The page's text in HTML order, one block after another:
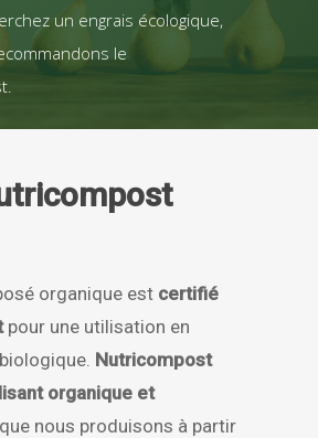
un engrais écologique,
le
organique est certifié
pour une utilisation en
Nutricompost
organique et
que nous produisons à partir